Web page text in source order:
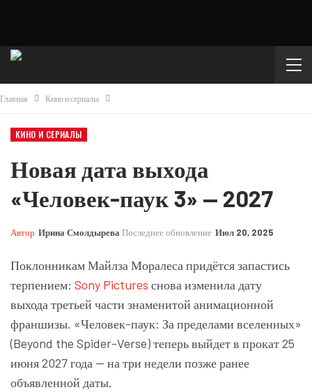
Главная Кино и сериалы
КИНО И СЕРИАЛЫ
Новая дата выхода
«Человек-паук 3» — 2027
Автор Ирина Смолдырева Последнее обновление Июл 20, 2025
Поклонникам Майлза Моралеса придётся запастись
терпением: Sony Pictures снова изменила дату
выхода третьей части знаменитой анимационной
франшизы. «Человек-паук: За пределами вселенных»
(Beyond the Spider-Verse) теперь выйдет в прокат 25
июня 2027 года — на три недели позже ранее
объявленной даты.